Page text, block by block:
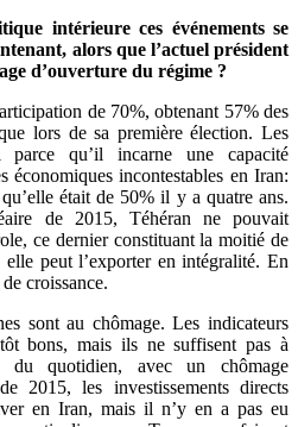
intérieure ces événements se
alors que l’actuel président
d’ouverture du régime ?
de 70%, obtenant 57% des
lors de sa première élection. Les
qu’il incarne une capacité
économiques incontestables en Iran:
était de 50% il y a quatre ans.
de 2015, Téhéran ne pouvait
ce dernier constituant la moitié de
peut l’exporter en intégralité. En
croissance.
sont au chômage. Les indicateurs
bons, mais ils ne suffisent pas à
quotidien, avec un chômage
2015, les investissements directs
en Iran, mais il n’y en a pas eu